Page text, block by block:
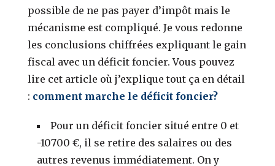
possible de ne pas payer d’impôt mais le
mécanisme est compliqué. Je vous redonne
les conclusions chiffrées expliquant le gain
fiscal avec un déficit foncier. Vous pouvez
lire cet article où j’explique tout ça en détail
: comment marche le déficit foncier?
Pour un déficit foncier situé entre 0 et
-10700 €, il se retire des salaires ou des
autres revenus immédiatement. On y